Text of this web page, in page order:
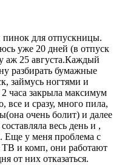
пинок для отпускницы.
уже 20 дней (в отпуск
аж 25 августа.Каждый
разбирать бумажные
займусь ногтями и
часа закрыла максимум
все и сразу, много пила,
очень болит) и далее
весь день и ,
Еще у меня проблема с
и комп, они работают
от них отказаться.